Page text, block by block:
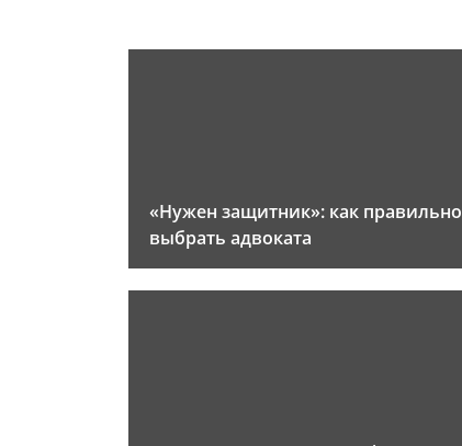
«Нужен защитник»: как правильно
выбрать адвоката